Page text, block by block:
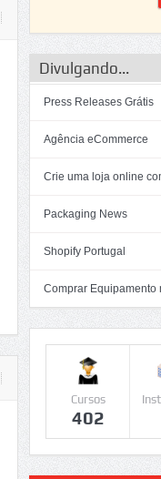
Divulgando...
Press Releases Grátis
Agência eCommerce
Crie uma loja online
Packaging News
Shopify Portugal
Comprar Equipamento
Cursos
402